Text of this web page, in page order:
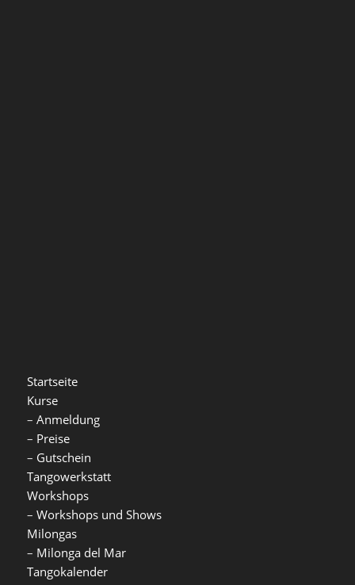
Startseite
Kurse
– Anmeldung
– Preise
– Gutschein
Tangowerkstatt
Workshops
– Workshops und Shows
Milongas
– Milonga del Mar
Tangokalender